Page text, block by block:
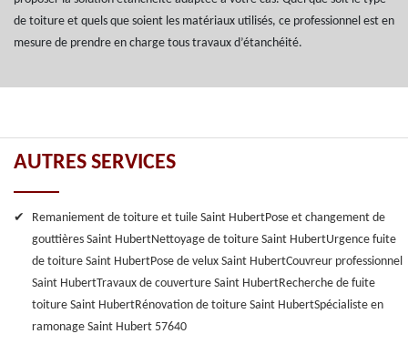
de toiture et quels que soient les matériaux utilisés, ce professionnel est en
mesure de prendre en charge tous travaux d’étanchéité.
AUTRES SERVICES
Remaniement de toiture et tuile Saint HubertPose et changement de
gouttières Saint HubertNettoyage de toiture Saint HubertUrgence fuite
de toiture Saint HubertPose de velux Saint HubertCouvreur professionnel
Saint HubertTravaux de couverture Saint HubertRecherche de fuite
toiture Saint HubertRénovation de toiture Saint HubertSpécialiste en
ramonage Saint Hubert 57640